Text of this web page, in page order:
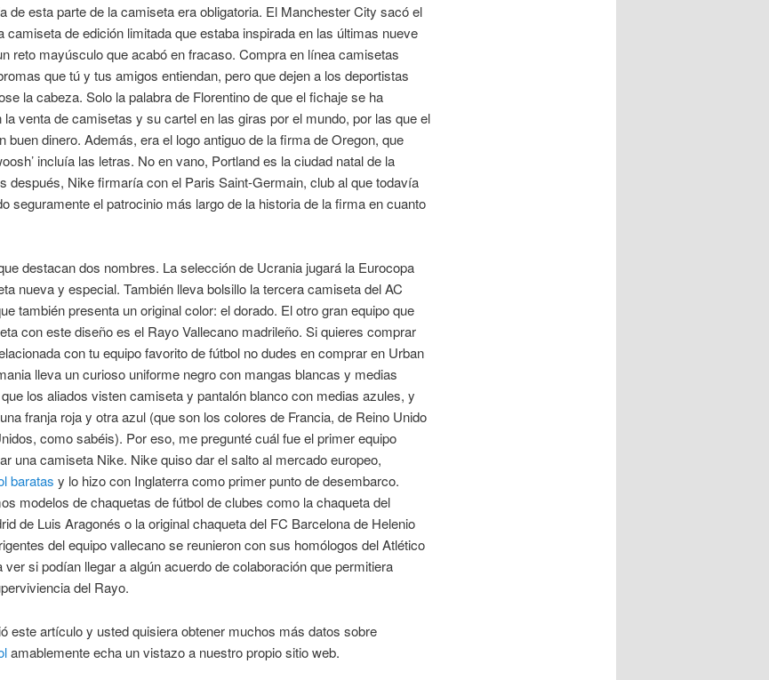
de esta parte de la camiseta era obligatoria. El Manchester City sacó el
camiseta de edición limitada que estaba inspirada en las últimas nueve
reto mayúsculo que acabó en fracaso. Compra en línea camisetas
que tú y tus amigos entiendan, pero que dejen a los deportistas
la cabeza. Solo la palabra de Florentino de que el fichaje se ha
venta de camisetas y su cartel en las giras por el mundo, por las que el
buen dinero. Además, era el logo antiguo de la firma de Oregon, que
incluía las letras. No en vano, Portland es la ciudad natal de la
después, Nike firmaría con el Paris Saint-Germain, club al que todavía
seguramente el patrocinio más largo de la historia de la firma en cuanto
destacan dos nombres. La selección de Ucrania jugará la Eurocopa
nueva y especial. También lleva bolsillo la tercera camiseta del AC
también presenta un original color: el dorado. El otro gran equipo que
con este diseño es el Rayo Vallecano madrileño. Si quieres comprar
con tu equipo favorito de fútbol no dudes en comprar en Urban
lleva un curioso uniforme negro con mangas blancas y medias
los aliados visten camiseta y pantalón blanco con medias azules, y
franja roja y otra azul (que son los colores de Francia, de Reino Unido
como sabéis). Por eso, me pregunté cuál fue el primer equipo
una camiseta Nike. Nike quiso dar el salto al mercado europeo,
baratas y lo hizo con Inglaterra como primer punto de desembarco.
modelos de chaquetas de fútbol de clubes como la chaqueta del
de Luis Aragonés o la original chaqueta del FC Barcelona de Helenio
del equipo vallecano se reunieron con sus homólogos del Atlético
ver si podían llegar a algún acuerdo de colaboración que permitiera
del Rayo.
este artículo y usted quisiera obtener muchos más datos sobre
amablemente echa un vistazo a nuestro propio sitio web.